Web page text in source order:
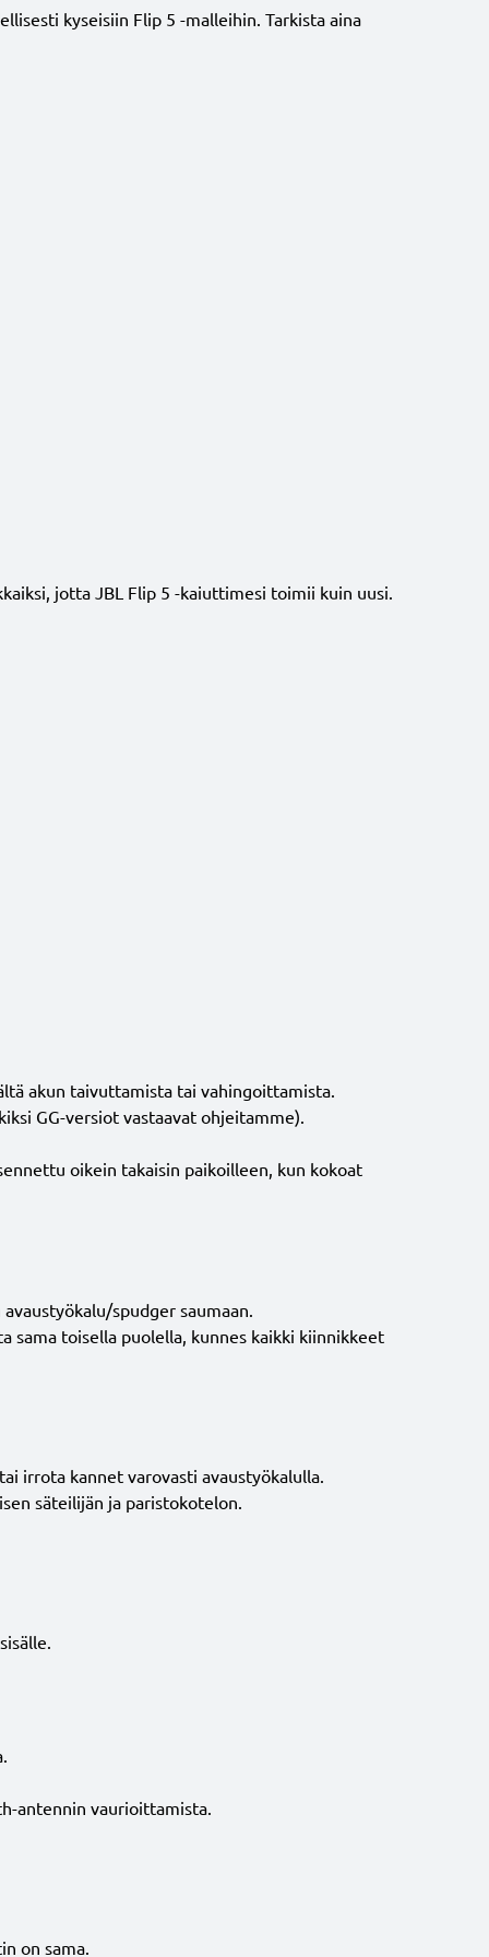
kyseisiin Flip 5 -malleihin. Tarkista aina
jotta JBL Flip 5 -kaiuttimesi toimii kuin uusi.
akun taivuttamista tai vahingoittamista.
GG-versiot vastaavat ohjeitamme).
oikein takaisin paikoilleen, kun kokoat
spudger saumaan.
sama toisella puolella, kunnes kaikki kiinnikkeet
irrota kannet varovasti avaustyökalulla.
säteilijän ja paristokotelon.
antennin vaurioittamista.
on sama.